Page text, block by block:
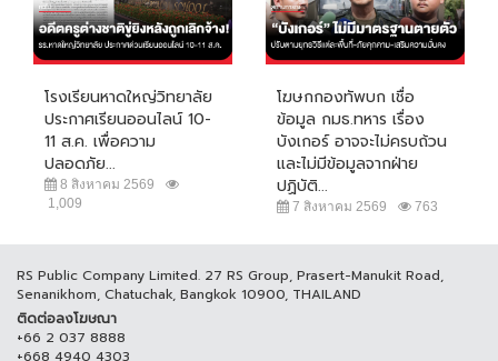
โรงเรียนหาดใหญ่วิทยาลัย
ประกาศเรียนออนไลน์ 10-
11 ส.ค. เพื่อความ
ปลอดภัย...
8 สิงหาคม 2569
1,009
โฆษกกองทัพบก เชื่อ
ข้อมูล กมธ.ทหาร เรื่อง
บังเกอร์ อาจจะไม่ครบถ้วน
และไม่มีข้อมูลจากฝ่าย
ปฏิบัติ...
7 สิงหาคม 2569 763
RS Public Company Limited. 27 RS Group, Prasert-Manukit Road,
Senanikhom, Chatuchak, Bangkok 10900, THAILAND
ติดต่อลงโฆษณา
+66 2 037 8888
+668 4940 4303